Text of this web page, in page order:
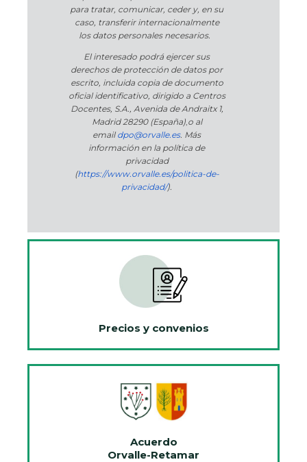
para tratar, comunicar, ceder y, en su
caso, transferir internacionalmente
los datos personales necesarios.
El interesado podrá ejercer sus
derechos de protección de datos por
escrito, incluida copia de documento
oficial identificativo, dirigido a Centros
Docentes, S.A., Avenida de Andraitx 1,
Madrid 28290 (España),o al
emaildpo@orvalle.es. Más
información en la política de
privacidad
(https://www.orvalle.es/politica-de-
privacidad/).
Precios y convenios
Acuerdo
Orvalle-Retamar